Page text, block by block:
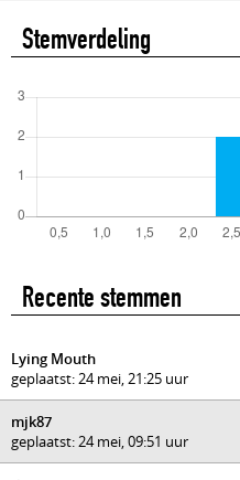
Stemverdeling
Recente stemmen
Lying Mouth
geplaatst: 24 mei, 21:25 uur
mjk87
geplaatst: 24 mei, 09:51 uur